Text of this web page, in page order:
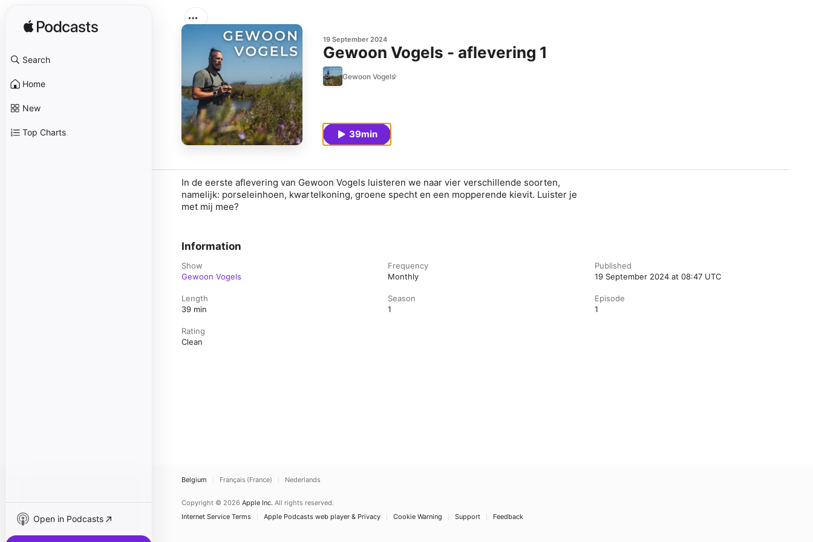
Search
Home
New
Top Charts
Open in Podcasts
19 September 2024
Gewoon Vogels - aflevering 1
Gewoon Vogels
39min
In de eerste aflevering van Gewoon Vogels luisteren we naar vier verschillende soorten,
namelijk: porseleinhoen, kwartelkoning, groene specht en een mopperende kievit. Luister je
met mij mee?
Information
Show
Gewoon Vogels
Frequency
Monthly
Published
19 September 2024 at 08:47 UTC
Length
39 min
Season
1
Episode
1
Rating
Clean
Belgium Français (France) Nederlands
Copyright © 2026 Apple Inc. All rights reserved.
Internet Service Terms
Apple Podcasts web player & Privacy Cookie Warning Support Feedback